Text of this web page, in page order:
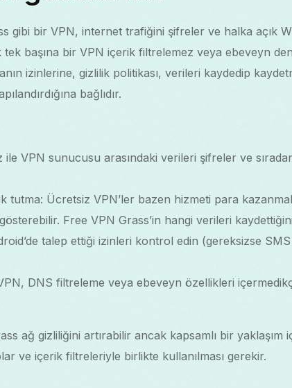
gibi bir VPN, internet trafiğini şifreler ve halka açık
başına bir VPN içerik filtrelemez veya ebeveyn
izinlerine, gizlilik politikası, verileri kaydedip
bağlıdır.
VPN sunucusu arasındaki verileri şifreler ve
tutma: Ücretsiz VPN’ler bazen hizmeti para
Free VPN Grass’in hangi verileri
talep ettiği izinleri kontrol edin (gereksizse SMS
DNS filtreleme veya ebeveyn özellikleri
ağ gizliliğini artırabilir ancak kapsamlı bir yaklaşım
ve içerik filtreleriyle birlikte kullanılması gerekir.